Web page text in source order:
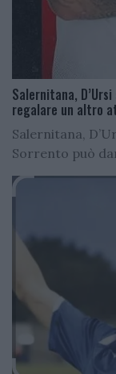
Salernitana,
regalare un altro
Salernitana,
Sorrento può